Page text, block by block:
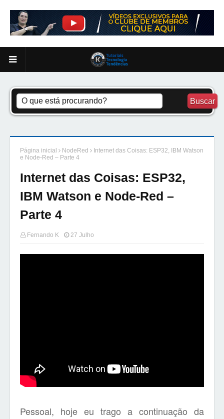
Página inicial NodeRed
Internet das Coisas: ESP32, IBM Watson
e Node-Red – Parte 4
Internet das Coisas: ESP32,
IBM Watson e Node-Red –
Parte 4
Fernando K 27 Julho
Pessoal, hoje eu trago a continuação da